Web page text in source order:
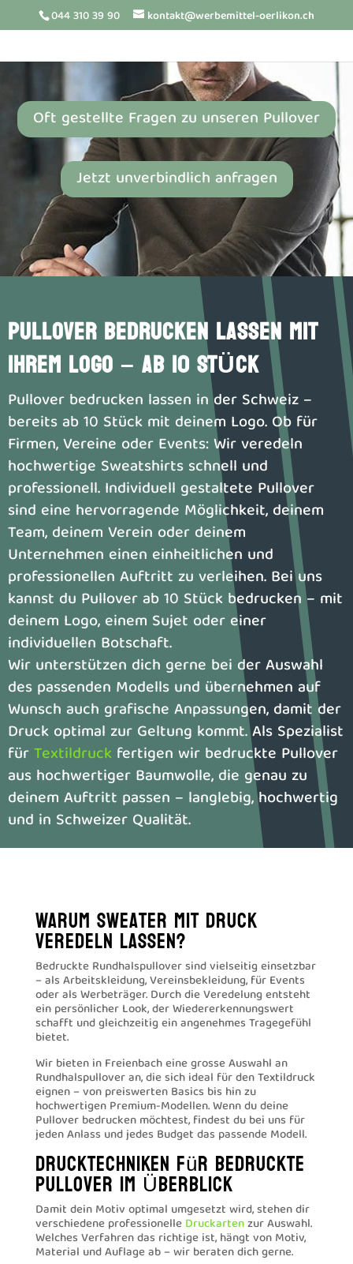
044 310 39 90 kontakt@werbemittel-oerlikon.ch
Oft gestellte Fragen zu unseren Pullover
Jetzt unverbindlich anfragen
PULLOVER BEDRUCKEN LASSEN MIT
IHREM LOGO – AB 10 STÜCK
Pullover bedrucken lassen in der Schweiz –
bereits ab 10 Stück mit deinem Logo. Ob für
Firmen, Vereine oder Events: Wir veredeln
hochwertige Sweatshirts schnell und
professionell. Individuell gestaltete Pullover
sind eine hervorragende Möglichkeit, deinem
Team, deinem Verein oder deinem
Unternehmen einen einheitlichen und
professionellen Auftritt zu verleihen. Bei uns
kannst du Pullover ab 10 Stück bedrucken – mit
deinem Logo, einem Sujet oder einer
individuellen Botschaft.
Wir unterstützen dich gerne bei der Auswahl
des passenden Modells und übernehmen auf
Wunsch auch grafische Anpassungen, damit der
Druck optimal zur Geltung kommt. Als Spezialist
fürTextildruck fertigen wir bedruckte Pullover
aus hochwertiger Baumwolle, die genau zu
deinem Auftritt passen – langlebig, hochwertig
und in Schweizer Qualität.
Warum Sweater mit Druck
veredeln lassen?
Bedruckte Rundhalspullover sind vielseitig einsetzbar
– als Arbeitskleidung, Vereinsbekleidung, für Events
oder als Werbeträger. Durch die Veredelung entsteht
ein persönlicher Look, der Wiedererkennungswert
schafft und gleichzeitig ein angenehmes Tragegefühl
bietet.
Wir bieten in Freienbach eine grosse Auswahl an
Rundhalspullover an, die sich ideal für den Textildruck
eignen – von preiswerten Basics bis hin zu
hochwertigen Premium-Modellen. Wenn du deine
Pullover bedrucken möchtest, findest du bei uns für
jeden Anlass und jedes Budget das passende Modell.
Drucktechniken für bedruckte
Pullover im Überblick
Damit dein Motiv optimal umgesetzt wird, stehen dir
verschiedene professionelleDruckartenzur Auswahl.
Welches Verfahren das richtige ist, hängt von Motiv,
Material und Auflage ab – wir beraten dich gerne.